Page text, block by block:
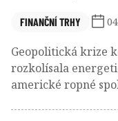
FINANČNÍ TRHY
Geopolitická krize
rozkolísala
americké ropné